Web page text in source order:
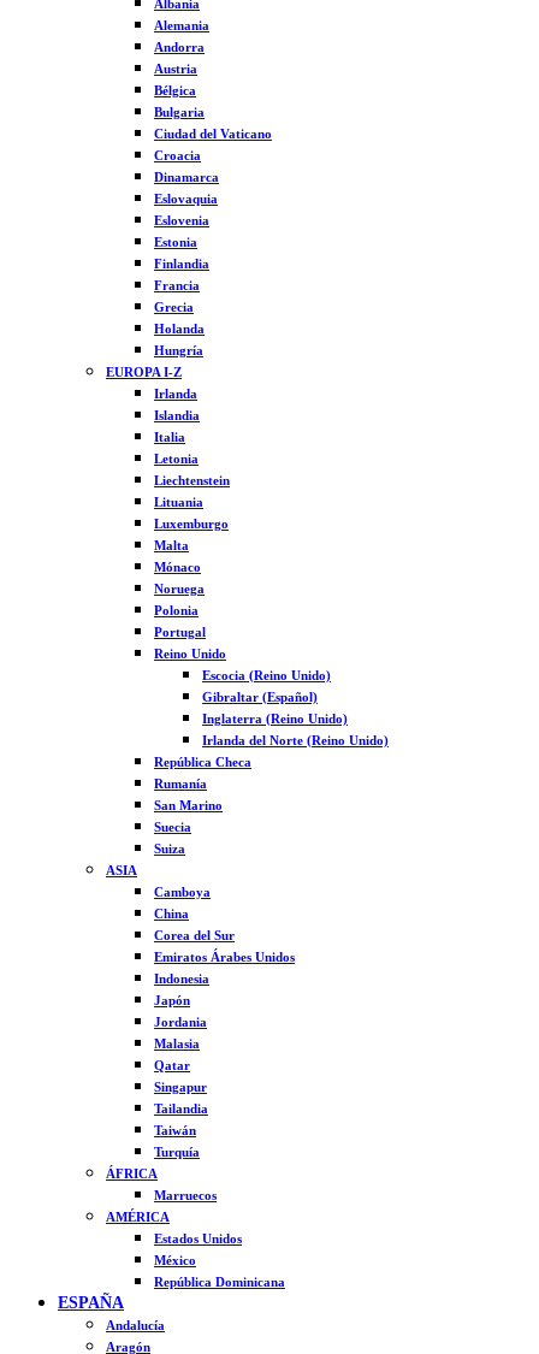
Albania
Alemania
Andorra
Austria
Bélgica
Bulgaria
Ciudad del Vaticano
Croacia
Dinamarca
Eslovaquia
Eslovenia
Estonia
Finlandia
Francia
Grecia
Holanda
Hungría
EUROPA I-Z
Irlanda
Islandia
Italia
Letonia
Liechtenstein
Lituania
Luxemburgo
Malta
Mónaco
Noruega
Polonia
Portugal
Reino Unido
Escocia (Reino Unido)
Gibraltar (Español)
Inglaterra (Reino Unido)
Irlanda del Norte (Reino Unido)
República Checa
Rumanía
San Marino
Suecia
Suiza
ASIA
Camboya
China
Corea del Sur
Emiratos Árabes Unidos
Indonesia
Japón
Jordania
Malasia
Qatar
Singapur
Tailandia
Taiwán
Turquía
ÁFRICA
Marruecos
AMÉRICA
Estados Unidos
México
República Dominicana
ESPAÑA
Andalucía
Aragón